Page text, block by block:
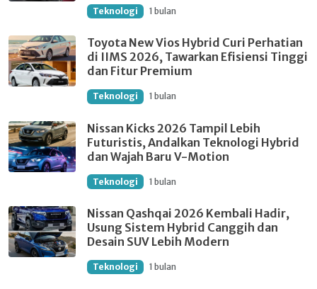
Teknologi 1 bulan
Toyota New Vios Hybrid Curi Perhatian
di IIMS 2026, Tawarkan Efisiensi Tinggi
dan Fitur Premium
Teknologi 1 bulan
Nissan Kicks 2026 Tampil Lebih
Futuristis, Andalkan Teknologi Hybrid
dan Wajah Baru V-Motion
Teknologi 1 bulan
Nissan Qashqai 2026 Kembali Hadir,
Usung Sistem Hybrid Canggih dan
Desain SUV Lebih Modern
Teknologi 1 bulan